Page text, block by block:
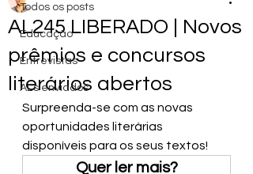
Todos os posts
Educação
Entrevistas
AL's enviados
AL245 LIBERADO | Novos
prêmios e concursos
literários abertos
Surpreenda-se com as novas
oportunidades literárias
disponíveis para os seus textos!
Quer ler mais?